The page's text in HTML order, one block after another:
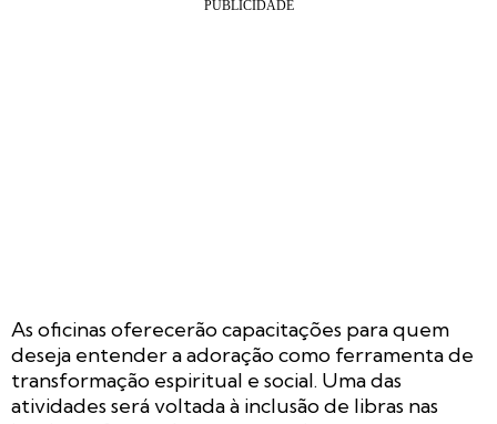
As oficinas oferecerão capacitações para quem
deseja entender a adoração como ferramenta de
transformação espiritual e social. Uma das
atividades será voltada à inclusão de libras nas